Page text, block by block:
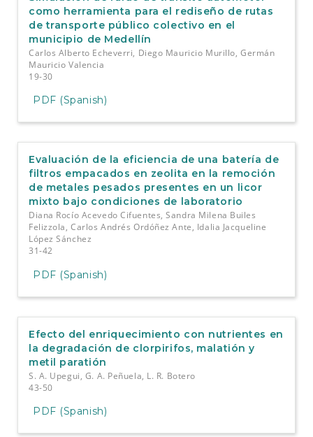
como herramienta para el rediseño de rutas
de transporte público colectivo en el
municipio de Medellín
Carlos Alberto Echeverri, Diego Mauricio Murillo, Germán
Mauricio Valencia
19-30
PDF (Spanish)
Evaluación de la eficiencia de una batería de
filtros empacados en zeolita en la remoción
de metales pesados presentes en un licor
mixto bajo condiciones de laboratorio
Diana Rocío Acevedo Cifuentes, Sandra Milena Builes
Felizzola, Carlos Andrés Ordóñez Ante, Idalia Jacqueline
López Sánchez
31-42
PDF (Spanish)
Efecto del enriquecimiento con nutrientes en
la degradación de clorpirifos, malatión y
metil paratión
S. A. Upegui, G. A. Peñuela, L. R. Botero
43-50
PDF (Spanish)